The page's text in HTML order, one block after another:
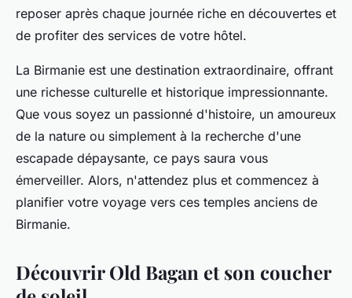
reposer après chaque journée riche en découvertes et
de profiter des services de votre hôtel.
La Birmanie est une destination extraordinaire, offrant
une richesse culturelle et historique impressionnante.
Que vous soyez un passionné d'histoire, un amoureux
de la nature ou simplement à la recherche d'une
escapade dépaysante, ce pays saura vous
émerveiller. Alors, n'attendez plus et commencez à
planifier votre voyage vers ces temples anciens de
Birmanie.
Découvrir Old Bagan et son coucher